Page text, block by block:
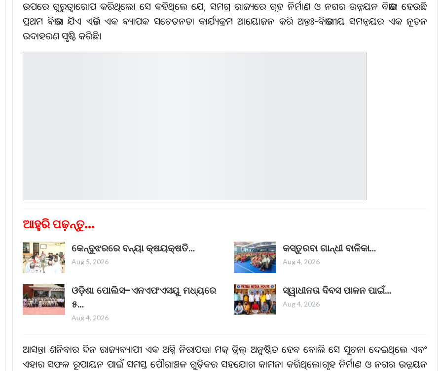
ଉପରେ ଗୁରୁତ୍ୱାରୋପ କରିଥିଲେ। ସେ କହିଥିଲେ ଯେ, ସମଗ୍ର ରାଜ୍ୟରେ ଗୃହ ନିର୍ମାଣ ଓ ନଗର ଉନ୍ନୟନ ବିଭାଗ ହେଉଛି
ପ୍ରଥମ ବିଭାଗ ଯିଏ ଏଭଳି ଏକ ବ୍ୟାପକ ସଚେତନତା କାର୍ଯ୍ୟକ୍ରମ ଆୟୋଜନ କରି ଅନ୍ତଃ-ବିଭାଗୀୟ ସମନ୍ୱୟର ଏକ ନୂତନ
ଉଦାହରଣ ସୃଷ୍ଟି କରିଛି।
ଆହୁରି ପଢ଼ନ୍ତୁ...
କେନ୍ଦୁଝରରେ ବନ୍ୟା କ୍ଷୟକ୍ଷତି…
Aug 5, 2026
କସ୍ତୁରବା ଗାନ୍ଧୀ ବାଳିକା…
Aug 4, 2026
ଓଡ଼ିଶା ପୋଲିସ–ଏନଏଫଏସୟୁ ମଧ୍ୟରେ
୫…
Aug 4, 2026
ସ୍ୱାଧୀନତା ଦିବସ ପାଳନ ପାଇଁ…
Aug 4, 2026
ଆସନ୍ତା ଶନିବାର ଦିନ ରାଜ୍ୟବ୍ୟାପୀ ଏକ ଅଗ୍ନି ନିରାପତ୍ତା ମକ୍ ଡ୍ରିଲ୍ ଅନୁଷ୍ଠିତ ହେବ ବୋଲି ସେ ସୂଚନା ଦେଇଥିଲେ ଏବଂ
ଏହାର ସଫଳ ରୂପାୟନ ପାଇଁ ସମସ୍ତ ପୌରାଞ୍ଚଳ ଗୁଡ଼ିକର ସହଯୋଗ କାମନା କରିଥିଲେ।ଗୃହ ନିର୍ମାଣ ଓ ନଗର ଉନ୍ନୟନ